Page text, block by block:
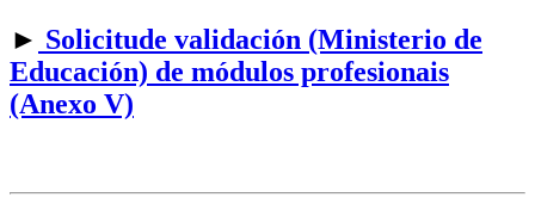
► Solicitude validación (Ministerio de
Educación) de módulos profesionais
(Anexo V)